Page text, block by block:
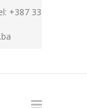
+387 33